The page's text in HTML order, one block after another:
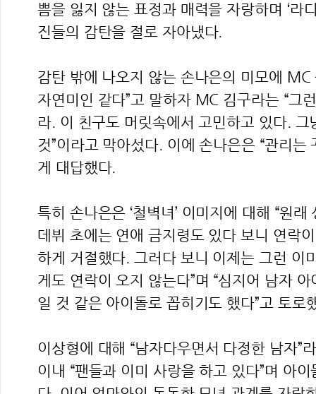
쁨을 잃지 않는 표정과 매력을 자랑하며 ‘라
진들의 감탄을 절로 자아냈다.
감탄 밖에 나오지 않는 손나은의 미모에 MC
자연미인 같다”고 말하자 MC 김구라는 “그
라. 이 친구도 머릿속에서 고민하고 있다. 그
것”이라고 막아섰다. 이에 손나은은 “관리는
게 대답했다.
특히 손나은은 ‘철벽녀’ 이미지에 대해 “원
데뷔 초에는 연애 금지령도 있다 보니 연락
하게 거절했다. 그러다 보니 이제는 그런 이
게도 연락이 오지 않는다”며 “심지어 남자
일 것 같은 아이돌로 꼽히기도 했다”고 토로
이상형에 대해 “남자다우면서 다정한 남자”
이내 “팬들과 이미 사랑을 하고 있다”며 아